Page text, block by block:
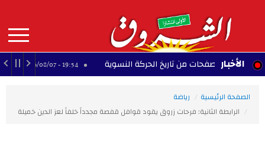
contenu
principal
MAIN
NAVIGATION الأخبار
صفحات من تاريخ الحركة النسوية 19:54 - 2026/08/07 مانشستر
الصفحة الرئيسية
رياضة
الرابطة الثانية: فرحات زروق يقود قوافل قفصة مجدداً خلفاً لعز الدين خميلة